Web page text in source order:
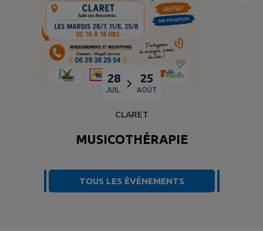
28
JUIL.
25
AOÛT
CLARET
MUSICOTHÉRAPIE
TOUS LES ÉVÉNEMENTS